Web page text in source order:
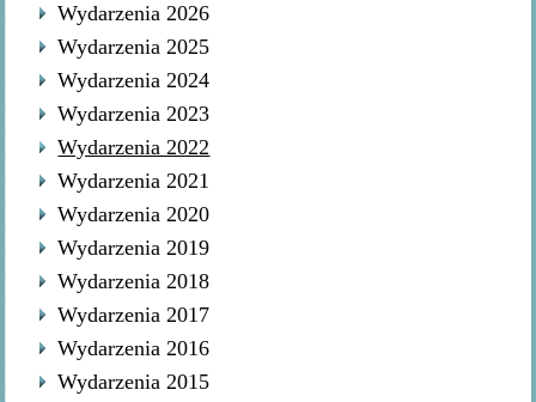
Wydarzenia 2026
Wydarzenia 2025
Wydarzenia 2024
Wydarzenia 2023
Wydarzenia 2022
Wydarzenia 2021
Wydarzenia 2020
Wydarzenia 2019
Wydarzenia 2018
Wydarzenia 2017
Wydarzenia 2016
Wydarzenia 2015